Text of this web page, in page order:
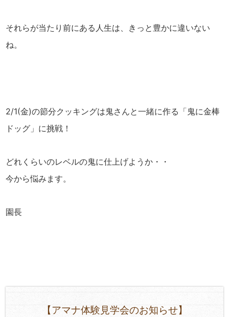
それらが当たり前にある人生は、きっと豊かに違いない
ね。
2/1(金)の節分クッキングは鬼さんと一緒に作る「鬼に金棒
ドッグ」に挑戦！
どれくらいのレベルの鬼に仕上げようか・・
今から悩みます。
園長
【アマナ体験見学会のお知らせ】